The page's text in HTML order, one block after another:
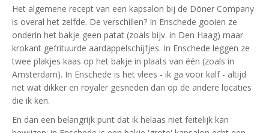
Het algemene recept van een kapsalon bij de Döner Company
is overal het zelfde. De verschillen? In Enschede gooien ze
onderin het bakje geen patat (zoals bijv. in Den Haag) maar
krokant gefrituurde aardappelschijfjes. In Enschede leggen ze
twee plakjes kaas op het bakje in plaats van één (zoals in
Amsterdam). In Enschede is het vlees - ik ga voor kalf - altijd
net wat dikker en royaler gesneden dan op de andere locaties
die ik ken.
En dan een belangrijk punt dat ik helaas niet feitelijk kan